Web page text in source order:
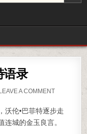
语录
LEAVE A COMMENTON 史上最
沃伦•巴菲特逐步走
连城的金玉良言。